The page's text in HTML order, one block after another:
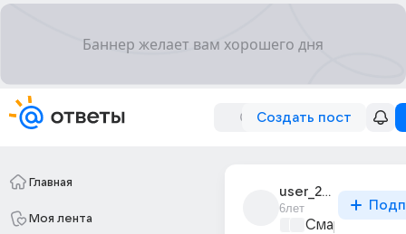
Создать пост
Главная
Моя лента
user_207793120
6лет
Смартфоны